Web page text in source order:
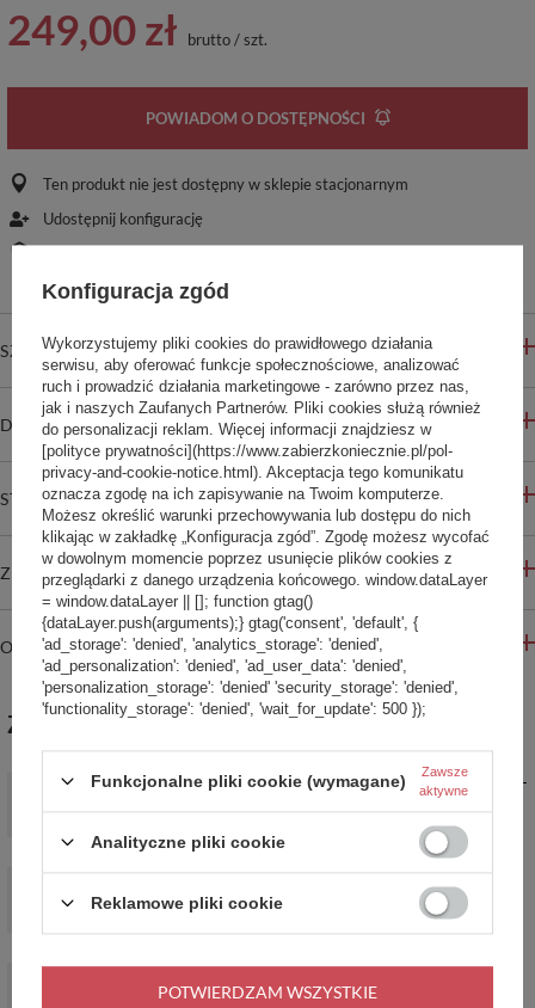
249,00 zł brutto/szt.
POWIADOM O DOSTĘPNOŚCI
Ten produkt nie jest dostępny w sklepie stacjonarnym
Udostępnij konfigurację
SZCZEGÓŁOWE INFORMACJE
DO POBRANIA
STREFA REKOMENDACJI
ZADAJ PYTANIE
OPINIE
ZABIERZ JESZCZE :)
Nóż uniwersalny z grawerem Aka Tori ze stali damasceńskiej 5" -
219,00 zł / szt.
3,5" - Kyoto Olive
Nóż do obierania z grawerem Aka Tori ze stali damasceńskiej
3,5" - Tokyo Hammer
Konfiguracja zgód
Wykorzystujemy pliki cookies do prawidłowego działania
serwisu, aby oferować funkcje społecznościowe, analizować
ruch i prowadzić działania marketingowe - zarówno przez nas,
jak i naszych Zaufanych Partnerów. Pliki cookies służą również
do personalizacji reklam. Więcej informacji znajdziesz w
[polityce prywatności](https://www.zabierzkoniecznie.pl/pol-
privacy-and-cookie-notice.html). Akceptacja tego komunikatu
oznacza zgodę na ich zapisywanie na Twoim komputerze.
Możesz określić warunki przechowywania lub dostępu do nich
klikając w zakładkę „Konfiguracja zgód”. Zgodę możesz wycofać
w dowolnym momencie poprzez usunięcie plików cookies z
przeglądarki z danego urządzenia końcowego. window.dataLayer
= window.dataLayer || []; function gtag()
{dataLayer.push(arguments);} gtag('consent', 'default', {
'ad_storage': 'denied', 'analytics_storage': 'denied',
'ad_personalization': 'denied', 'ad_user_data': 'denied',
'personalization_storage': 'denied' 'security_storage': 'denied',
'functionality_storage': 'denied', 'wait_for_update': 500 });
Funkcjonalne pliki cookie (wymagane)
Zawsze
aktywne
Analityczne pliki cookie
Reklamowe pliki cookie
POTWIERDZAM WSZYSTKIE